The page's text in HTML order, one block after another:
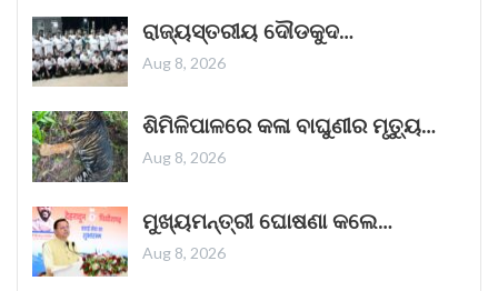
“ଥମ୍ମା”ର ଏହି ରାକ୍ଷସ ଦର୍ଶକଙ୍କ ହୃଦୟ ଜିତିବାରେ
ଲାଗିଛି
ଭୟଙ୍କର ଜଗତର ନୂତନ ଚଳଚ୍ଚିତ୍ର 'ଥମ୍ମା'
ଦର୍ଶକଙ୍କୁ ପ୍ରଭାବିତ କରିବାରେ ସଫଳ ହୋଇଛି।
ଦୀପାବଳିର ପରଦିନ ଜୋରଦାର ଆରମ୍ଭ ହୋଇଥିବା ଏହି
ଫିଲ୍ମଟି ସପ୍ତାହର କାର୍ଯ୍ୟ ଦିବସଗୁଡ଼ିକରେ
October 25, 2025
ରାଜ୍ୟସ୍ତରୀୟ ଦୌଡକୁଦ…
Aug 8, 2026
ଶିମିଳିପାଳରେ କଳା ବାଘୁଣୀର ମୃତ୍ୟୁ…
Aug 8, 2026
ମୁଖ୍ୟମନ୍ତ୍ରୀ ଘୋଷଣା କଲେ…
Aug 8, 2026